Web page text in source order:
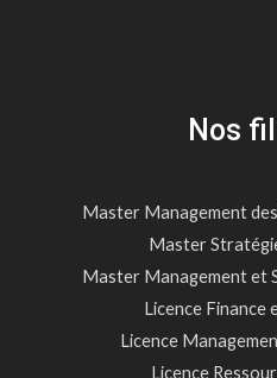
Nos
Master Management
Master
Master Management et
Licence Finance
Licence
Licence